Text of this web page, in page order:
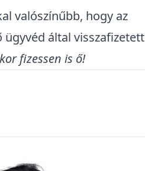
valószínűbb, hogy az
által visszafizetett
fizessen is ő!